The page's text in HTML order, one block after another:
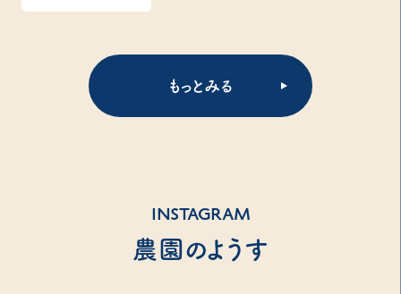
もっとみる
INSTAGRAM
農園のようす